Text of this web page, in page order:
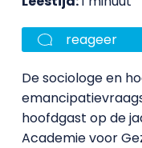
reageer
De sociologe en
hoofdgast op de
Academie voor